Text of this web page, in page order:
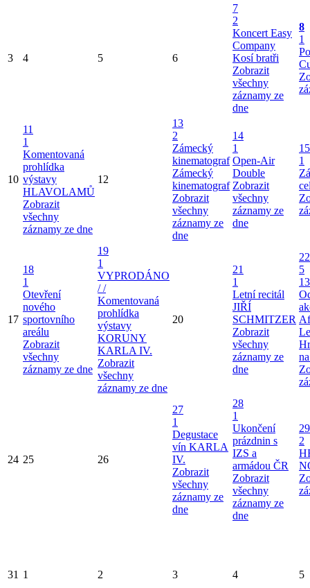
3 4 5 6
7
2
Koncert Easy
Company
Kosí bratři
Zobrazit
všechny
záznamy ze
dne
8
1
10
11
1
Komentovaná
prohlídka
výstavy
HLAVOLAMŮ
Zobrazit
všechny
záznamy ze dne
12
13
2
Zámecký
kinematograf
Zámecký
kinematograf
Zobrazit
všechny
záznamy ze
dne
14
1
Open-Air
Double
Zobrazit
všechny
záznamy ze
dne
15
1
17
18
1
Otevření
nového
sportovního
areálu
Zobrazit
všechny
záznamy ze dne
19
1
VYPRODÁNO
/ /
Komentovaná
prohlídka
výstavy
KORUNY
KARLA IV.
Zobrazit
všechny
záznamy ze dne
20
21
1
Letní recitál
JIŘÍ
SCHMITZER
Zobrazit
všechny
záznamy ze
dne
22
5
24 25 26
27
1
Degustace
vín KARLA
IV.
Zobrazit
všechny
záznamy ze
dne
28
1
Ukončení
prázdnin s
IZS a
armádou ČR
Zobrazit
všechny
záznamy ze
dne
29
2
31 1 2 3 4 5